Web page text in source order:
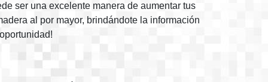
ser una excelente manera de aumentar tus
al por mayor, brindándote la información